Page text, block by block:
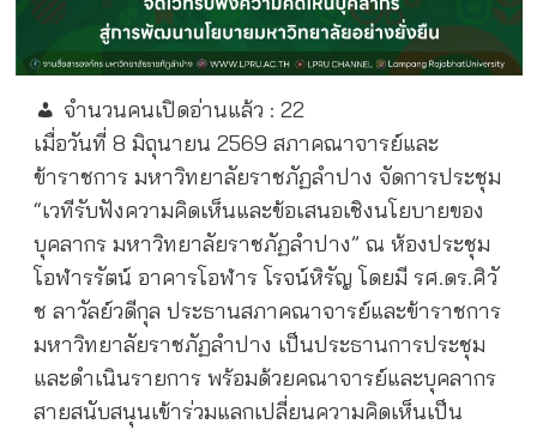
จำนวนคนเปิดอ่านแล้ว : 22
เมื่อวันที่ 8 มิถุนายน 2569 สภาคณาจารย์และ
ข้าราชการ มหาวิทยาลัยราชภัฏลำปาง จัดการประชุม
“เวทีรับฟังความคิดเห็นและข้อเสนอเชิงนโยบายของ
บุคลากร มหาวิทยาลัยราชภัฏลำปาง” ณ ห้องประชุม
โอฬารรัตน์ อาคารโอฬาร โรจน์หิรัญ โดยมี รศ.ดร.ศิวั
ช ลาวัลย์วดีกุล ประธานสภาคณาจารย์และข้าราชการ
มหาวิทยาลัยราชภัฏลำปาง เป็นประธานการประชุม
และดำเนินรายการ พร้อมด้วยคณาจารย์และบุคลากร
สายสนับสนุนเข้าร่วมแลกเปลี่ยนความคิดเห็นเป็น